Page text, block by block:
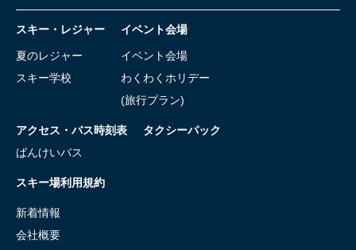
スキー・レジャー
夏のレジャー
スキー学校
イベント会場
イベント会場
わくわくホリデー
(旅行プラン)
アクセス・バス時刻表
ばんけいバス
スキー場利用規約
タクシーパック
新着情報
会社概要